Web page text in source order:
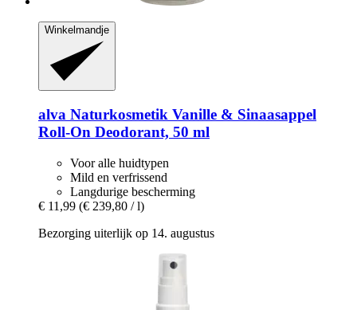
Winkelmandje
alva Naturkosmetik Vanille & Sinaasappel
Roll-​On Deodorant, 50 ml
Voor alle huidtypen
Mild en verfrissend
Langdurige bescherming
€ 11,99 (€ 239,80 / l)
Bezorging uiterlijk op 14. augustus